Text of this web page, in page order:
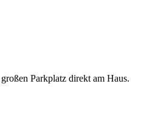
Parkplatz direkt am Haus.